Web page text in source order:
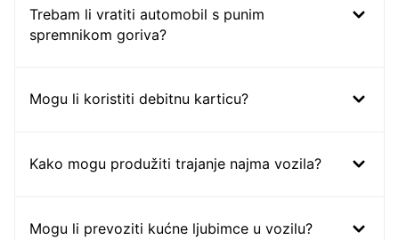
Trebam li vratiti automobil s punim
spremnikom goriva?
Mogu li koristiti debitnu karticu?
Kako mogu produžiti trajanje najma vozila?
Mogu li prevoziti kućne ljubimce u vozilu?